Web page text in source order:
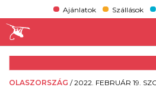
Ajánlatok Szállások
OLASZORSZÁG /2022. FEBRUÁR 19.